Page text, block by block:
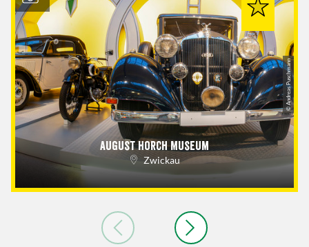
August Horch Museum
Zwickau
© Andreas Puschmann